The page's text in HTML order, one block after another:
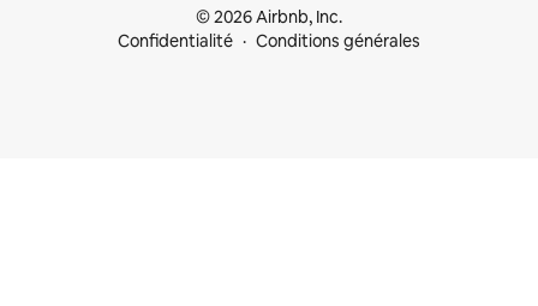
© 2026 Airbnb, Inc.
Confidentialité
Conditions générales